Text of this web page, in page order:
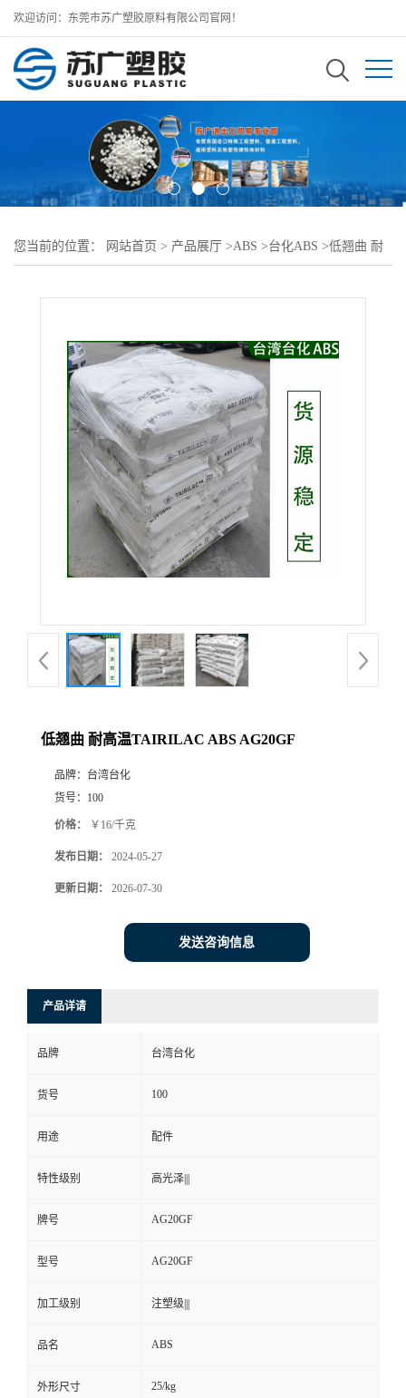
欢迎访问：东莞市苏广塑胶原料有限公司官网！
您当前的位置： 网站首页 > 产品展厅 >ABS >台化ABS >低翘曲 耐
低翘曲 耐高温TAIRILAC ABS AG20GF
品牌： 台湾台化
货号： 100
价格： ￥16/千克
发布日期： 2024-05-27
更新日期： 2026-07-30
发送咨询信息
产品详请
品牌 台湾台化
货号 100
用途 配件
特性级别 高光泽|||
牌号 AG20GF
型号 AG20GF
加工级别 注塑级|||
品名 ABS
外形尺寸 25/kg